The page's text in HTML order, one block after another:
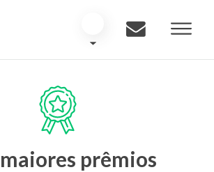
prêmios